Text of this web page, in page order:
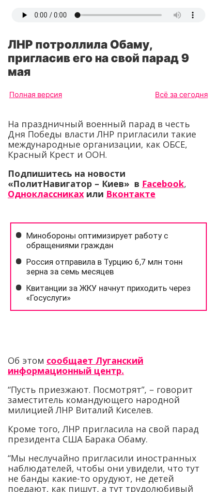
ЛНР потроллила Обаму,
пригласив его на свой парад 9
мая
Полная версия Всё за сегодня
На праздничный военный парад в честь
Дня Победы власти ЛНР пригласили такие
международные организации, как ОБСЕ,
Красный Крест и ООН.
Подпишитесь на новости
«ПолитНавигатор – Киев» в Facebook,
Одноклассниках или Вконтакте
Об этом сообщает Луганский
информационный центр.
“Пусть приезжают. Посмотрят”, – говорит
заместитель командующего народной
милицией ЛНР Виталий Киселев.
Кроме того, ЛНР пригласила на свой парад
президента США Барака Обаму.
“Мы неслучайно пригласили иностранных
наблюдателей, чтобы они увидели, что тут
не банды какие-то орудуют, не детей
поедают, как пишут, а тут трудолюбивый